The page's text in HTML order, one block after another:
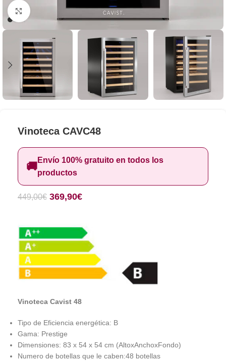
Clic para ampliar
Vinoteca CAVC48
🚚Envío 100% gratuito en todos los
productos
449,00€ 369,90€
Vinoteca Cavist 48
Tipo de Eficiencia energética: B
Gama: Prestige
Dimensiones: 83 x 54 x 54 cm (AltoxAnchoxFondo)
Numero de botellas que le caben:48 botellas